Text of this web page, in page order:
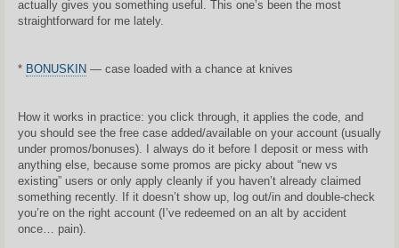
d
a
r
ė
actually gives you something useful. This one’s been the most
straightforward for me lately.
* BONUSKIN — case loaded with a chance at knives
How it works in practice: you click through, it applies the code, and
you should see the free case added/available on your account (usually
under promos/bonuses). I always do it before I deposit or mess with
anything else, because some promos are picky about “new vs
existing” users or only apply cleanly if you haven’t already claimed
something recently. If it doesn’t show up, log out/in and double-check
you’re on the right account (I’ve redeemed on an alt by accident
once… pain).